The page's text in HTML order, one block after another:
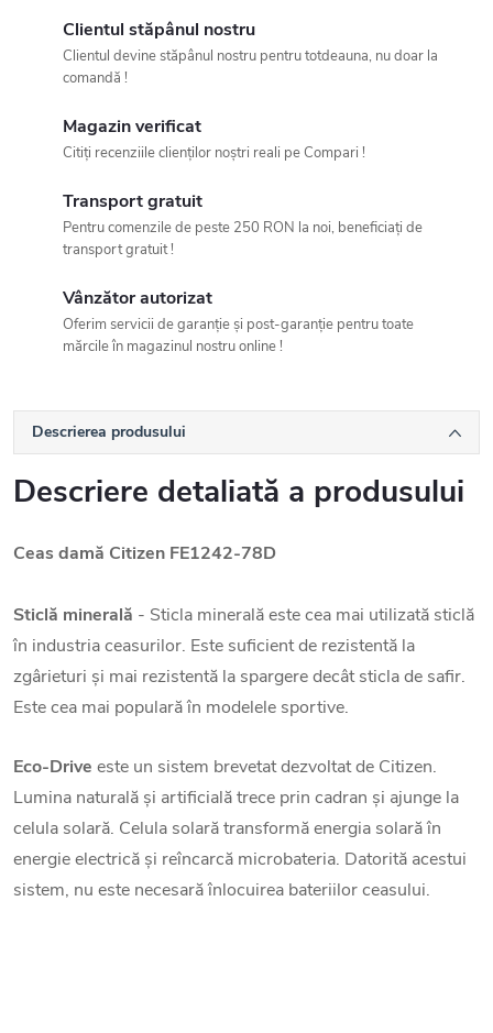
Clientul stăpânul nostru
Clientul devine stăpânul nostru pentru totdeauna, nu doar la
comandă !
Magazin verificat
Citiți recenziile clienților noștri reali pe Compari !
Transport gratuit
Pentru comenzile de peste 250 RON la noi, beneficiați de
transport gratuit !
Vânzător autorizat
Oferim servicii de garanție și post-garanție pentru toate
mărcile în magazinul nostru online !
Descrierea produsului
Descriere detaliată a produsului
Ceas damă Citizen FE1242-78D
Sticlă minerală - Sticla minerală este cea mai utilizată sticlă
în industria ceasurilor. Este suficient de rezistentă la
zgârieturi și mai rezistentă la spargere decât sticla de safir.
Este cea mai populară în modelele sportive.
Eco-Drive este un sistem brevetat dezvoltat de Citizen.
Lumina naturală și artificială trece prin cadran și ajunge la
celula solară. Celula solară transformă energia solară în
energie electrică și reîncarcă microbateria. Datorită acestui
sistem, nu este necesară înlocuirea bateriilor ceasului.